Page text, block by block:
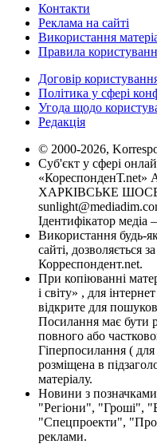
Контакти
Реклама на сайті
Використання
Правила
Договір
Політика у сфері
Угода щодо
Редакція
© 2000-2026,
Суб'єкт у сфері
«КореспонденТ.net»
ХАРКІВСЬКЕ ШОСЕ,
Ідентифікатор медіа
Використання будь-
сайті, дозволяється
Корреспондент.net.
При копіюванні
і світу» , для
відкрите для
Посилання має бути
повного або
Гіперпосилання (
розміщена в
матеріалу.
Новини з
"Регіони", "Гроші",
"Спецпроекти",
реклами.